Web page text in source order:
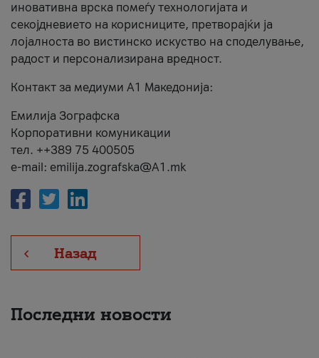
иновативна врска помеѓу технологијата и
секојдневието на корисниците, претворајќи ја
лојалноста во вистинско искуство на споделување,
радост и персонализирана вредност.
Контакт за медиуми А1 Македонија:
Емилија Зографска
Корпоративни комуникации
тел. ++389 75 400505
e-mail: emilija.zografska@A1.mk
Назад
Последни новости